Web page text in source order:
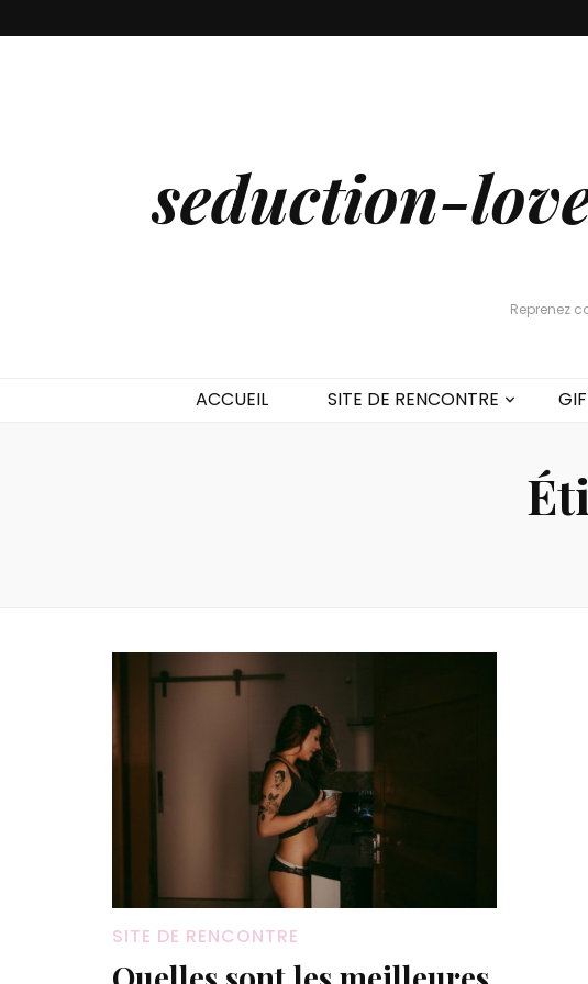
seduction-
Reprenez
ACCUEIL SITE DE RENCONTRE
SITE DE RENCONTRE